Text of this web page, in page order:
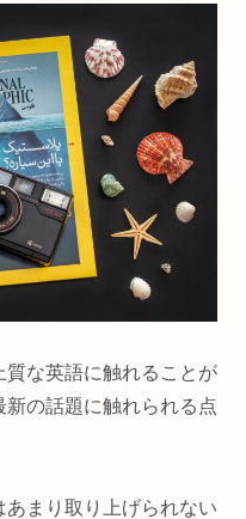
な英語に触れることが
の話題に触れられる点
あまり取り上げられない